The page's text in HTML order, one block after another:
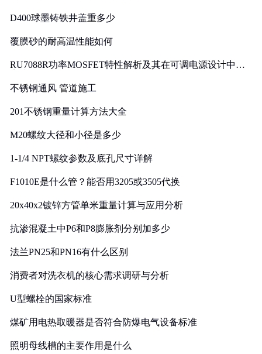
D400球墨铸铁井盖重多少
覆膜砂的耐高温性能如何
RU7088R功率MOSFET特性解析及其在可调电源设计中的
不锈钢通风 管道施工
201不锈钢重量计算方法大全
M20螺纹大径和小径是多少
1-1/4 NPT螺纹参数及底孔尺寸详解
F1010E是什么管？能否用3205或3505代换
20x40x2镀锌方管单米重量计算与应用分析
抗渗混凝土中P6和P8膨胀剂分别加多少
法兰PN25和PN16有什么区别
消费者对洗衣机的核心需求调研与分析
U型螺栓的国家标准
煤矿用电热取暖器是否符合防爆电气设备标准
照明母线槽的主要作用是什么